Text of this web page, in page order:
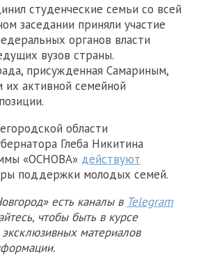
студенческие семьи со всей
заседании приняли участие
органов власти
вузов страны.
присужденная Самариным,
их активной семейной
области
Глеба Никитина
«ОСНОВА» действуют
поддержки молодых семей.
есть каналы в Telegram
чтобы быть в курсе
материалов